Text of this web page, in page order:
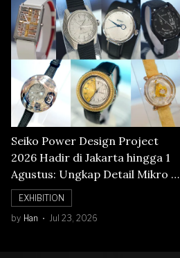
Seiko Power Design Project
2026 Hadir di Jakarta hingga 1
Agustus: Ungkap Detail Mikro di
Balik Seni Watchmaking
EXHIBITION
by Han Jul 23, 2026